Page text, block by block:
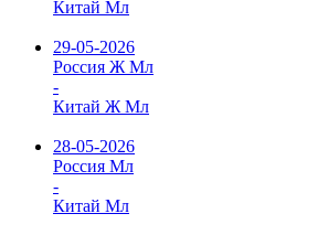
Китай Мл
29-05-2026
Россия Ж Мл
-
Китай Ж Мл
28-05-2026
Россия Мл
-
Китай Мл